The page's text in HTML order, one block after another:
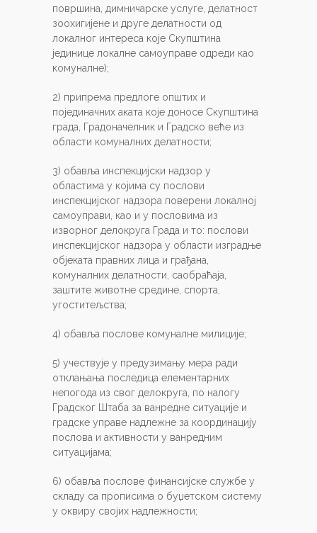
површина, димничарске услуге, делатност
зоохигијене и друге делатности од
локалног интереса које Скупштина
јединице локалне самоуправе одреди као
комуналне);
2) припрема предлоге општих и
појединачних аката које доносе Скупштина
града, Градоначелник и Градско веће из
области комуналних делатности;
3) обавља инспекцијски надзор у
областима у којима су послови
инспекцијског надзора поверени локалној
самоуправи, као и у пословима из
изворног делокруга Града и то: послови
инспекцијског надзора у области изградње
објеката правних лица и грађана,
комуналних делатности, саобраћаја,
заштите животне средине, спорта,
угоститељства;
4) обавља послове комуналне милиције;
5) учествује у предузимању мера ради
отклањања последица елементарних
непогода из свог делокруга, по налогу
Градског Штаба за ванредне ситуације и
градске управе надлежне за координацију
послова и активности у ванредним
ситуацијама;
6) обавља послове финансијске службе у
складу са прописима о буџетском систему
у оквиру својих надлежности;